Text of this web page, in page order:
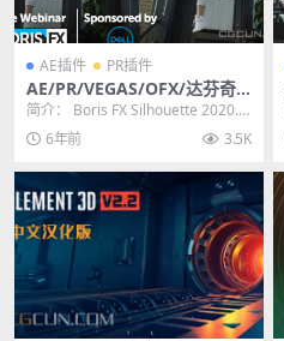
AE插件 PR插件
AE/PR/VEGAS/OFX/达芬奇
动态遮罩跟踪抠像合成软件插
件 Silhouette Paint 2020.5.
4
简介： Boris FX Silhouette 2020.5.
4是一款获得奥斯卡...
6年前 3.5K